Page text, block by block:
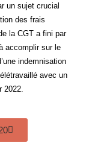
un sujet crucial
des frais
la CGT a fini par
accomplir sur le
indemnisation
avec un
2022.